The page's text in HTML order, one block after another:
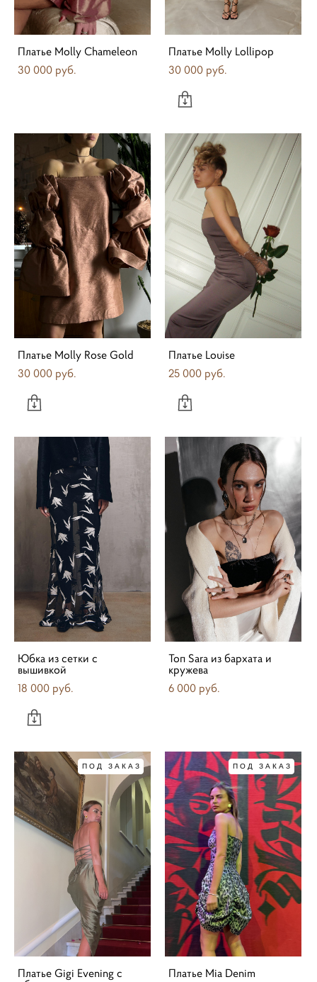
Платье Molly Chameleon
30 000 pуб.
Платье Molly Lollipop
30 000 pуб.
Платье Molly Rose Gold
30 000 pуб.
Платье Louise
25 000 pуб.
Юбка из сетки с
вышивкой
18 000 pуб.
Топ Sara из бархата и
кружева
6 000 pуб.
ПОД ЗАКАЗ
Платье Gigi Evening с
ПОД ЗАКАЗ
Платье Mia Denim